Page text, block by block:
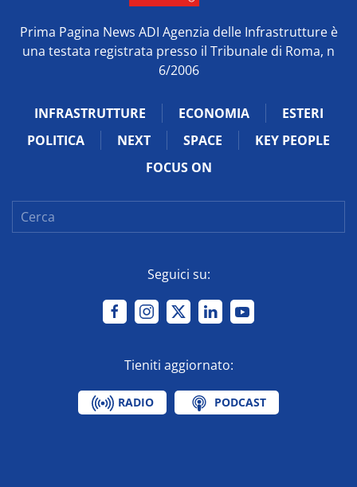
Prima Pagina News ADI Agenzia delle Infrastrutture è
una testata registrata presso il Tribunale di Roma, n
6/2006
INFRASTRUTTURE ECONOMIA
ESTERI
POLITICA
NEXT SPACE
KEY PEOPLE
FOCUS ON
Seguici su:
Tieniti aggiornato:
RADIO PODCAST